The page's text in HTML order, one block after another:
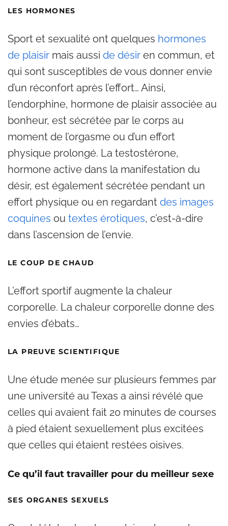
LES HORMONES
Sport et sexualité ont quelques hormones
de plaisir mais aussi de désir en commun, et
qui sont susceptibles de vous donner envie
d’un réconfort après l’effort… Ainsi,
l’endorphine, hormone de plaisir associée au
bonheur, est sécrétée par le corps au
moment de l’orgasme ou d’un effort
physique prolongé. La testostérone,
hormone active dans la manifestation du
désir, est également sécrétée pendant un
effort physique ou en regardant des images
coquines ou textes érotiques, c’est-à-dire
dans l’ascension de l’envie.
LE COUP DE CHAUD
L’effort sportif augmente la chaleur
corporelle. La chaleur corporelle donne des
envies d’ébats…
LA PREUVE SCIENTIFIQUE
Une étude menée sur plusieurs femmes par
une université au Texas a ainsi révélé que
celles qui avaient fait 20 minutes de courses
à pied étaient sexuellement plus excitées
que celles qui étaient restées oisives.
Ce qu’il faut travailler pour du meilleur sexe
SES ORGANES SEXUELS